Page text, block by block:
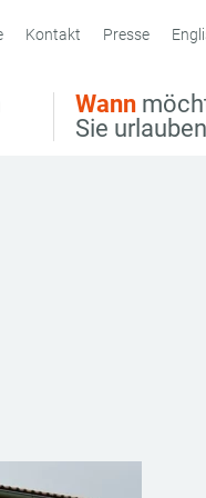
Wann
Sie
Kontakt Presse